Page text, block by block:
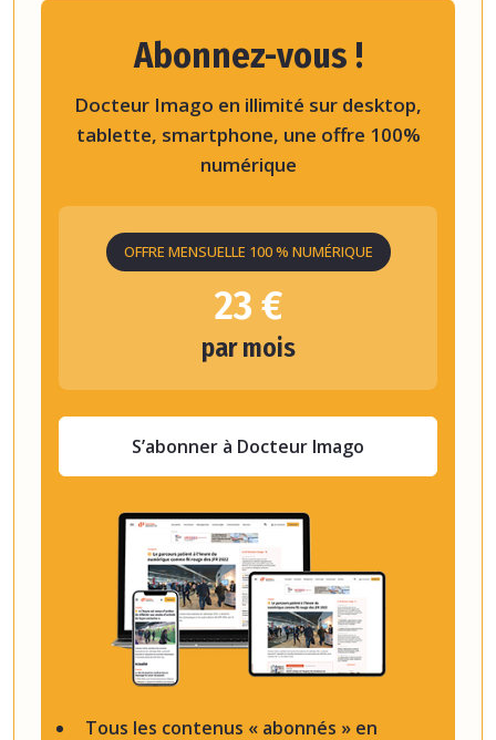
Tous les contenus « abonnés » en
Abonnez-vous !
Docteur Imago en illimité sur desktop,
tablette, smartphone, une offre 100%
numérique
OFFRE MENSUELLE 100 % NUMÉRIQUE
23 €
par mois
S’abonner à Docteur Imago